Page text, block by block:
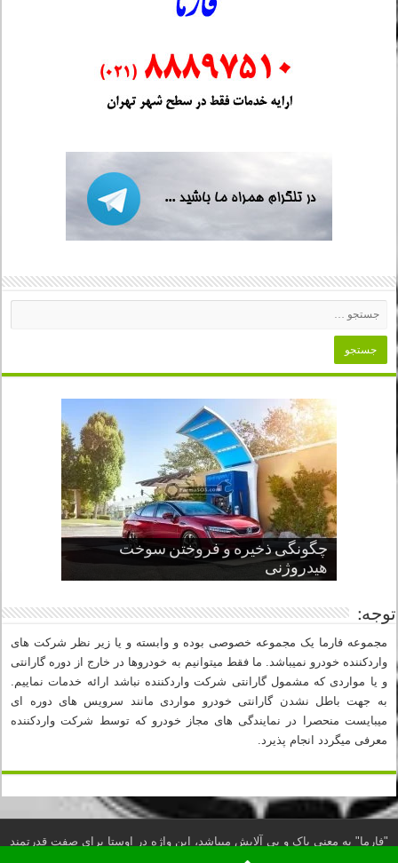
چگونگی ذخیره و فروختن سوخت
هیدروژنی
قدرتمندترین ماسل کارها یا خودروهای
عضلانی امریکایی
چرا نمک باعث خوردگی خودرو می شود؟
پنج کابین جذاب سال های اخیر صنعت
خودروسازی
از صفر تا صد طراحی خودرو قسمت
سوم
توجه:
مجموعه فارما یک مجموعه خصوصی بوده و وابسته و یا زیر نظر شرکت های
واردکننده خودرو نمیباشد. ما فقط میتوانیم به خودروها در خارج از دوره گارانتی
و یا مواردی که مشمول گارانتی شرکت واردکننده نباشد ارائه خدمات نماییم.
به جهت باطل نشدن گارانتی خودرو مواردی مانند سرویس های دوره ای
میبایست منحصرا در نمایندگی های مجاز خودرو که توسط شرکت واردکننده
معرفی میگردد انجام پذیرد.
"فارما" به معنی پاک و بی آلایش میباشد، این واژه در اوستا برای صفت قدرتمند
بسیار به کار رفته است. (لغتنامه دهخدا)